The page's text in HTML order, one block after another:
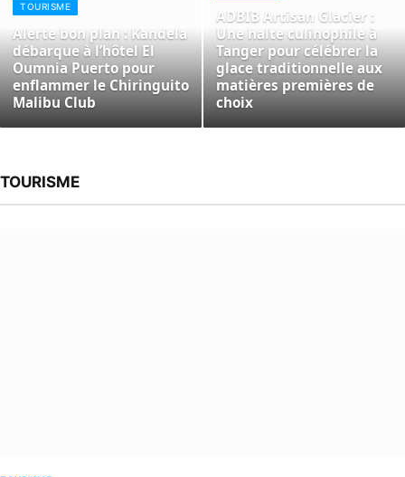
TOURISME
Alerte bon plan : Kandela
débarque à l’hôtel El
Oumnia Puerto pour
enflammer le Chiringuito
Malibu Club
ADBIB Artisan Glacier :
Une halte culinophile à
Tanger pour célébrer la
glace traditionnelle aux
matières premières de
choix
TOURISME